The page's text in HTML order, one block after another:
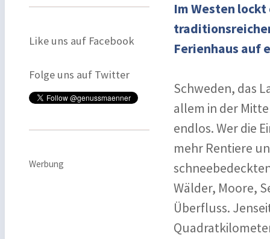
Like uns auf Facebook
Folge uns auf Twitter
Werbung
Im Westen
Ferienhaus auf
Schweden, das
allem in der
endlos. Wer die
mehr Rentiere
Wälder, Moore,
Überfluss.